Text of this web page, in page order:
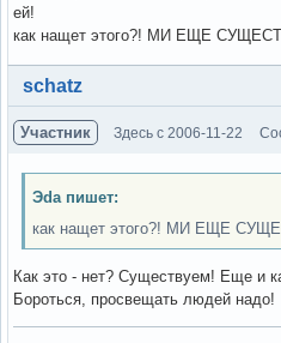
ей!
как нащет этого?! МИ ЕЩЕ
Вне форума
schatz
Участник Здесь с 2006-11-22
Эda пишет:
как нащет этого?! МИ ЕЩЕ
Как это - нет? Существуем! Еще и
Бороться, просвещать людей надо!